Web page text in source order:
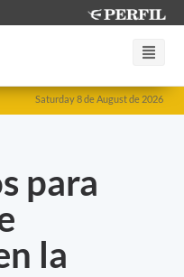
Saturday 8 de August de 2026
para
la